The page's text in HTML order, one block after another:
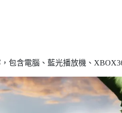
包含電腦、藍光播放機、